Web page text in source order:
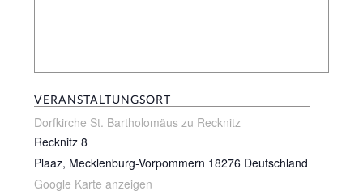
VERANSTALTUNGSORT
Dorfkirche St. Bartholomäus zu Recknitz
Recknitz 8
Plaaz, Mecklenburg-Vorpommern 18276 Deutschland
Google Karte anzeigen